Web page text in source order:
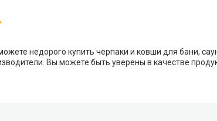
недорого купить черпаки и ковши для бани,
Вы можете быть уверены в качестве